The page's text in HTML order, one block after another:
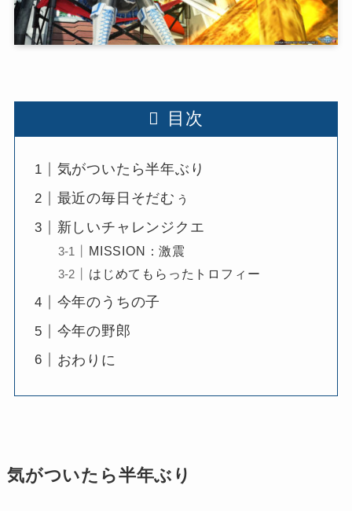
目次
気がついたら半年ぶり
最近の毎日そだむぅ
新しいチャレンジクエ
MISSION：激震
はじめてもらったトロフィー
今年のうちの子
今年の野郎
おわりに
気がついたら半年ぶり